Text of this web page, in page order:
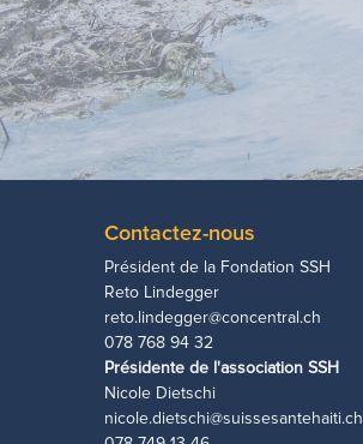
Contactez-nous
Président de la Fondation SSH
Reto Lindegger
reto.lindegger@concentral.ch
078 768 94 32
Présidente de l'association SSH
Nicole Dietschi
nicole.dietschi@suissesantehaiti.ch